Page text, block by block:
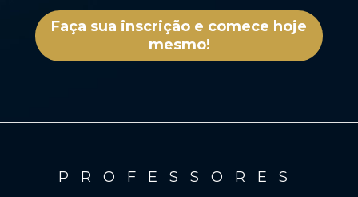
Faça sua inscrição e comece hoje
mesmo!
PROFESSORES